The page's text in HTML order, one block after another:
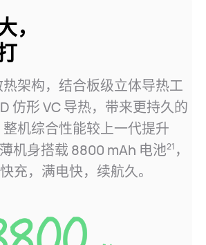
，
架构，结合板级立体导热工
仿形 VC 导热，带来更持久的
机综合性能较上一代提升
机身搭载 8800 mAh 电池21 ，
充， 满电快，续航⁠久。